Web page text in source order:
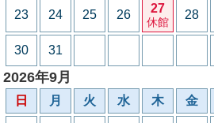
23 24 25 26 27
休館
28
30 31
2026年9月
日 月 火 水 木 金